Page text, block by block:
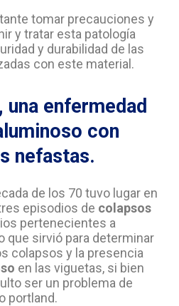
tomar precauciones y
y tratar esta patología
y durabilidad de las
con este material.
una enfermedad
con
nefastas.
de los 70 tuvo lugar en
episodios de colapsos
pertenecientes a
que sirvió para determinar
colapsos y la presencia
en las viguetas, si bien
ser un problema de
portland.